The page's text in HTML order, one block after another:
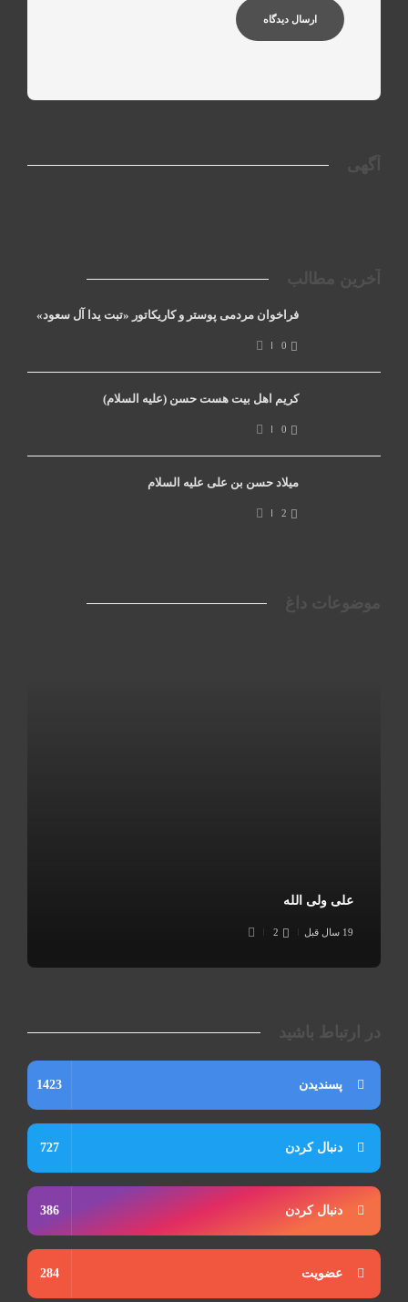
فراخوان مردمی پوستر و کاریکاتور «تبت یدا آل سعود»
0
کریم اهل بیت هست حسن (علیه السلام)
0
میلاد حسن بن علی علیه السلام
2
علی ولی الله
19 سال قبل 2
پسندیدن 1423
دنبال کردن 727
دنبال کردن 386
عضویت 284